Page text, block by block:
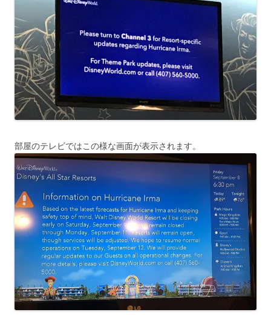
部屋のテレビではこの様な画面が表示されます。